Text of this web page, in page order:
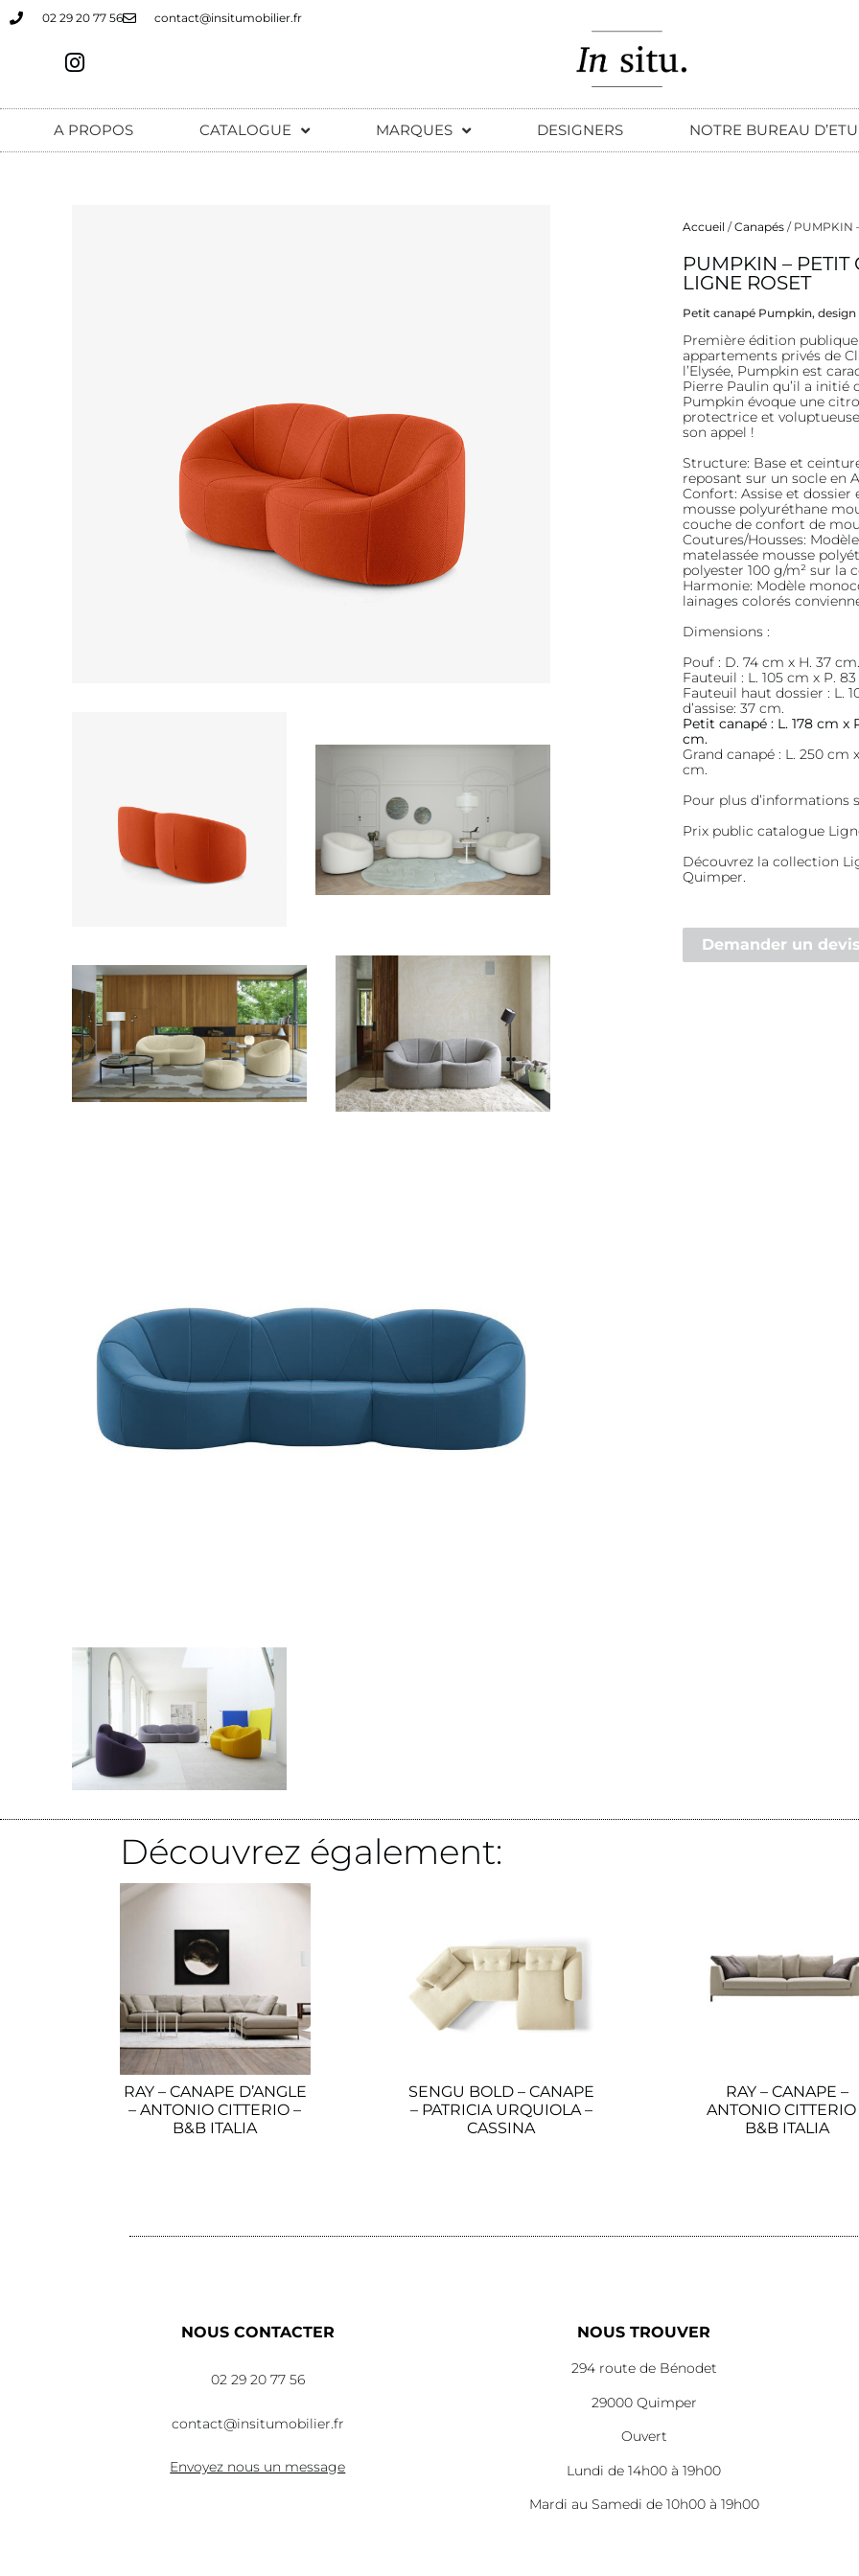
02 29 20 77 56 contact@insitumobilier.fr
A PROPOS CATALOGUE MARQUES DESIGNERS NOTRE BUREAU
Accueil /Canapés / PUMPKIN
PUMPKIN – PETIT
LIGNE ROSET
Petit canapé Pumpkin,
Description
Première édition publique
appartements privés de
l’Elysée, Pumpkin est
Pierre Paulin qu’il a initié
Pumpkin évoque une
protectrice et
son appel !
Structure: Base et
reposant sur un socle en
Confort: Assise et dossier
mousse polyuréthane
couche de confort de
Coutures/Housses:
matelassée mousse
polyester 100 g/m² sur la
Harmonie: Modèle
lainages colorés
Dimensions :
Pouf : D. 74 cm x H. 37 cm.
Fauteuil : L. 105 cm x P.
Fauteuil haut dossier : L.
d’assise: 37 cm.
Petit canapé : L. 178 cm x
cm.
Grand canapé : L. 250 cm
cm.
Pour plus d’informations
Prix public catalogue
Découvrez la collection
Quimper.
Demander un devis
Découvrez également:
RAY – CANAPE D’ANGLE
– ANTONIO CITTERIO –
B&B ITALIA
SENGU BOLD – CANAPE
– PATRICIA URQUIOLA –
CASSINA
RAY – CANAPE –
ANTONIO CITTERIO
B&B ITALIA
NOUS CONTACTER
02 29 20 77 56
contact@insitumobilier.fr
Envoyez nous un message
NOUS TROUVER
294 route de Bénodet
29000 Quimper
Ouvert
Lundi de 14h00 à 19h00
Mardi au Samedi de 10h00 à 19h00